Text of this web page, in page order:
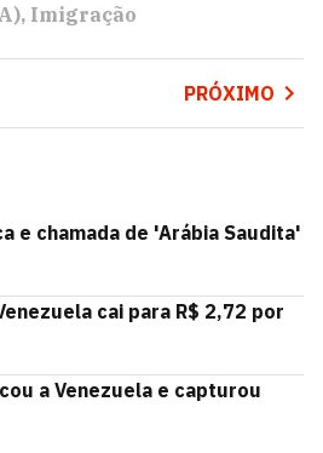
Imigração
PRÓXIMO
e chamada de 'Arábia Saudita'
cai para R$ 2,72 por
a Venezuela e capturou